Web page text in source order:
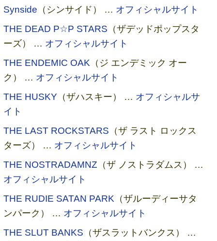
Synside （シンサイド） … オフィシャルサイト
THE DEAD P☆P STARS （ザデッドポップスタ
ーズ） … オフィシャルサイト
THE ENDEMIC OAK （ジ エンデミック オー
ク） … オフィシャルサイト
THE HUSKY （ザハスキー） … オフィシャルサ
イト
THE LAST ROCKSTARS （ザ ラスト ロックス
ターズ） … オフィシャルサイト
THE NOSTRADAMNZ （ザ ノストラダムス） …
オフィシャルサイト
THE RUDIE SATAN PARK （ザルーディーサタ
ンパーク） … オフィシャルサイト
THE SLUT BANKS （ザスラットバンクス） …